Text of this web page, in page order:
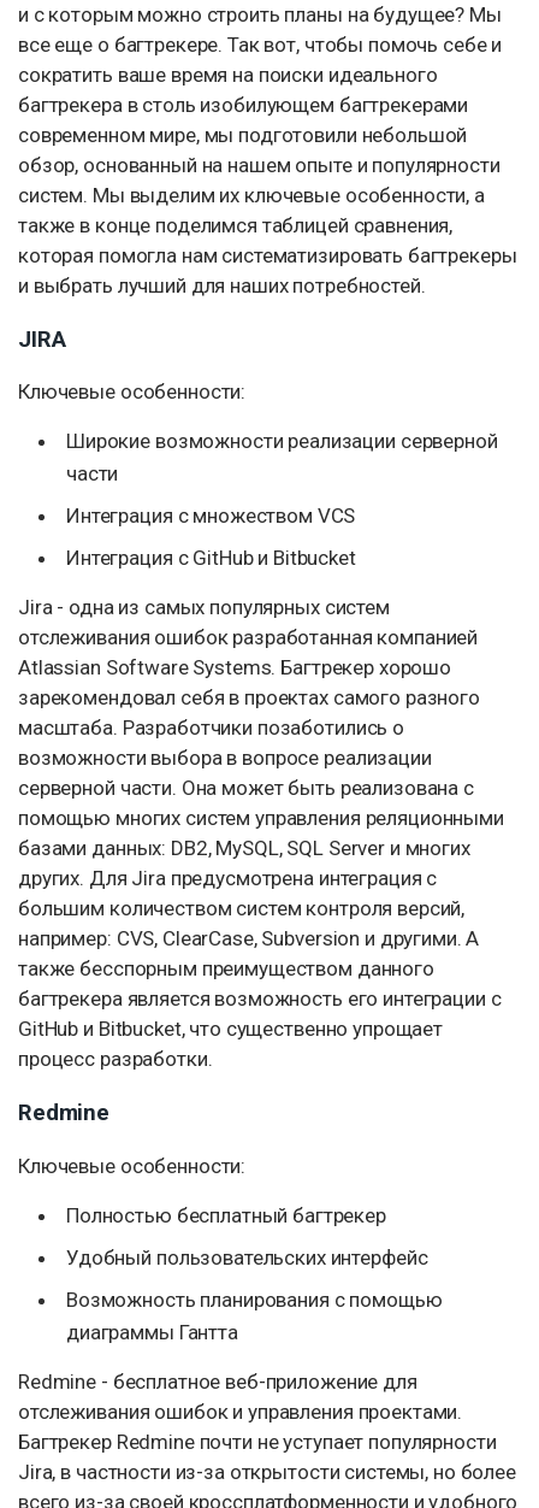
и с которым можно строить планы на будущее? Мы
все еще о багтрекере. Так вот, чтобы помочь себе и
сократить ваше время на поиски идеального
багтрекера в столь изобилующем багтрекерами
современном мире, мы подготовили небольшой
обзор, основанный на нашем опыте и популярности
систем. Мы выделим их ключевые особенности, а
также в конце поделимся таблицей сравнения,
которая помогла нам систематизировать багтрекеры
и выбрать лучший для наших потребностей.
JIRA
Ключевые особенности:
Широкие возможности реализации серверной
части
Интеграция с множеством VCS
Интеграция с GitHub и Bitbucket
Jira - одна из самых популярных систем
отслеживания ошибок разработанная компанией
Atlassian Software Systems. Багтрекер хорошо
зарекомендовал себя в проектах самого разного
масштаба. Разработчики позаботились о
возможности выбора в вопросе реализации
серверной части. Она может быть реализована с
помощью многих систем управления реляционными
базами данных: DB2, MySQL, SQL Server и многих
других. Для Jira предусмотрена интеграция с
большим количеством систем контроля версий,
например: CVS, ClearCase, Subversion и другими. А
также бесспорным преимуществом данного
багтрекера является возможность его интеграции с
GitHub и Bitbucket, что существенно упрощает
процесс разработки.
Redmine
Ключевые особенности:
Полностью бесплатный багтрекер
Удобный пользовательских интерфейс
Возможность планирования с помощью
диаграммы Гантта
Redmine - бесплатное веб-приложение для
отслеживания ошибок и управления проектами.
Багтрекер Redmine почти не уступает популярности
Jira, в частности из-за открытости системы, но более
всего из-за своей кроссплатформенности и удобного